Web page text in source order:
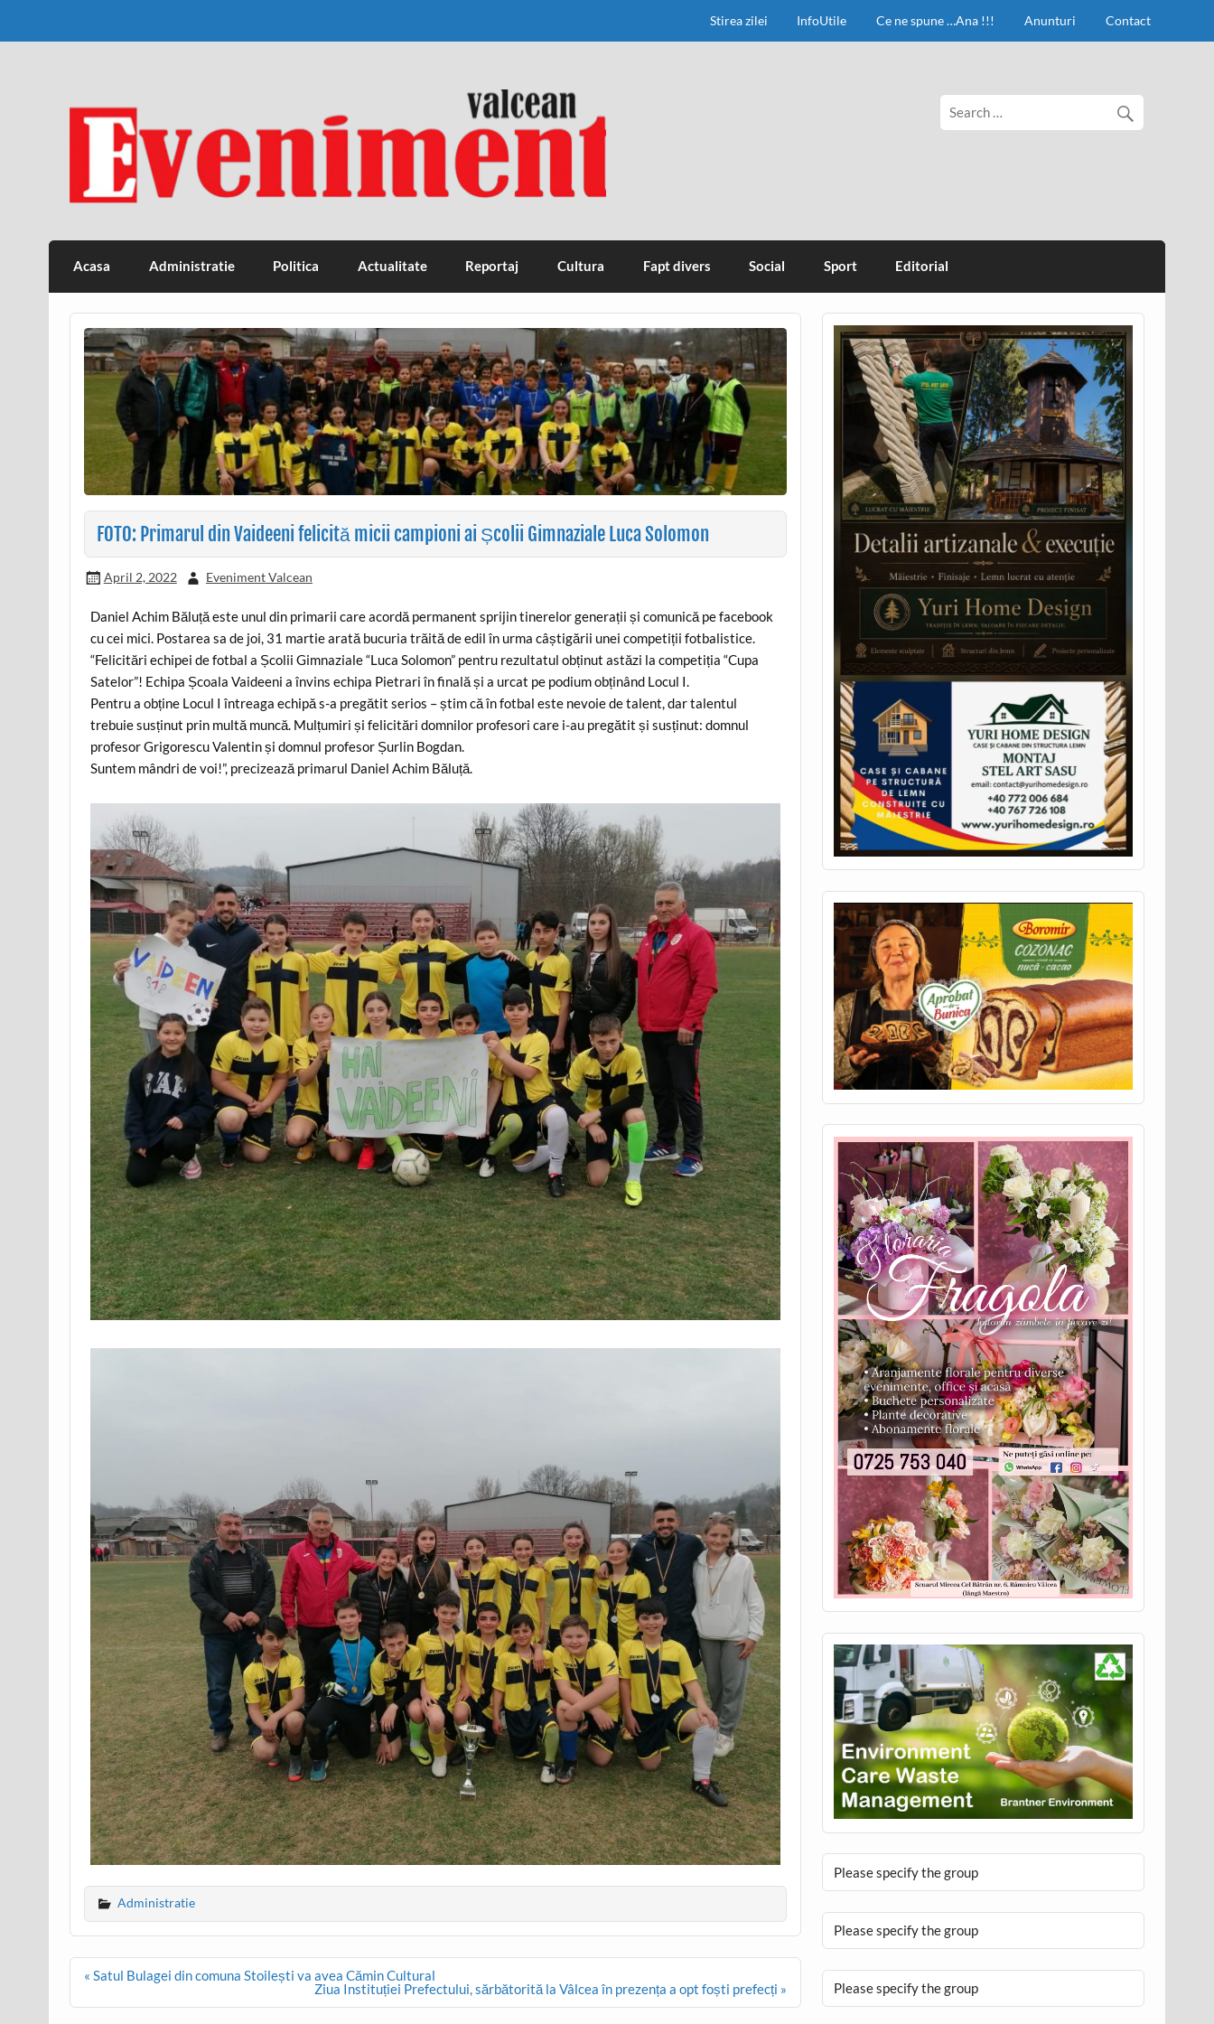
Stirea zilei InfoUtile Ce ne spune …Ana !!! Anunturi Contact
Eveniment Valcean
Acasa Administratie Politica Actualitate Reportaj Cultura Fapt divers Social Sport Editorial
FOTO: Primarul din Vaideeni felicită micii campioni ai Școlii Gimnaziale Luca Solomon
April 2, 2022 Eveniment Valcean
Daniel Achim Băluță este unul din primarii care acordă permanent sprijin tinerelor generații și comunică pe facebook
cu cei mici. Postarea sa de joi, 31 martie arată bucuria trăită de edil în urma câștigării unei competiții fotbalistice.
“Felicitări echipei de fotbal a Școlii Gimnaziale “Luca Solomon” pentru rezultatul obținut astăzi la competiția “Cupa
Satelor”! Echipa Școala Vaideeni a învins echipa Pietrari în finală și a urcat pe podium obținând Locul I.
Pentru a obține Locul I întreaga echipă s-a pregătit serios – știm că în fotbal este nevoie de talent, dar talentul
trebuie susținut prin multă muncă. Mulțumiri și felicitări domnilor profesori care i-au pregătit și susținut: domnul
profesor Grigorescu Valentin și domnul profesor Șurlin Bogdan.
Suntem mândri de voi!”, precizează primarul Daniel Achim Băluță.
Administratie
Post
« Satul Bulagei din comuna Stoilești va avea Cămin Cultural
Ziua Instituției Prefectului, sărbătorită la Vâlcea în prezența a opt foști prefecți »
Please specify the group
Please specify the group
Please specify the group